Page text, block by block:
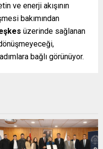
ve enerji akışının
bakımından
üzerinde sağlanan
bağlı görünüyor.